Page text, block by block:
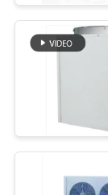
KALITE
KONTROL
İLETIŞIM